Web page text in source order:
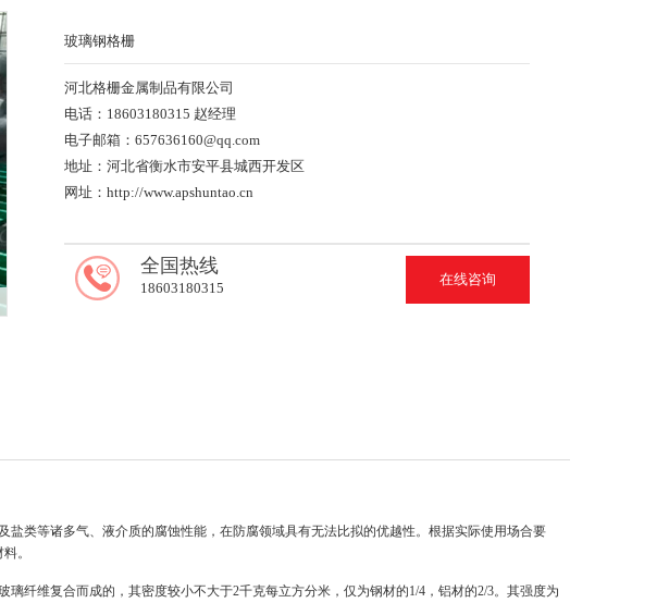
玻璃钢格栅
河北格栅金属制品有限公司
电话：18603180315 赵经理
电子邮箱：657636160@qq.com
地址：河北省衡水市安平县城西开发区
网址：http://www.apshuntao.cn
在线咨询
全国热线
18603180315
盐类等诸多气、液介质的腐蚀性能，在防腐领域具有无法比拟的优越性。根据实际使用场合要
。
纤维复合而成的，其密度较小不大于2千克每立方分米，仅为钢材的1/4，铝材的2/3。其强度为